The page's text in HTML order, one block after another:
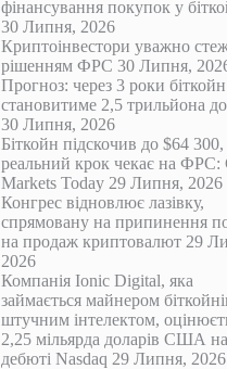
фінансування покупок у
30 Липня, 2026
Криптоінвестори уважно
рішенням ФРС 30 Липня,
Прогноз: через 3 роки біткойн
становитиме 2,5 трильйона
30 Липня, 2026
Біткойн підскочив до $64 300,
реальний крок чекає на ФРС:
Markets Today 29 Липня, 2026
Конгрес відновлює лазівку,
спрямовану на припинення
на продаж криптовалют 29
2026
Компанія Ionic Digital, яка
займається майнером
штучним інтелектом,
2,25 мільярда доларів США на
дебюті Nasdaq 29 Липня, 2026